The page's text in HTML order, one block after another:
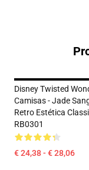
Disney Twisted
Camisas - Jade
Retro Estética
RB0301
€ 24,38 - € 28,06